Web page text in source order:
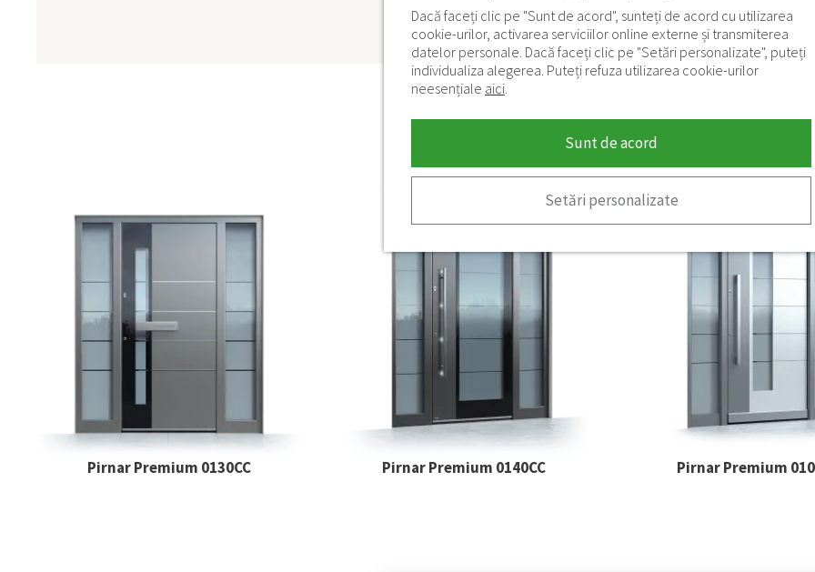
Modele similare
Pirnar Premium 0130CC Pirnar Premium 0140CC Pirnar Premium
Dacă faceți clic pe "Sunt de acord", sunteți de acord cu utilizarea
cookie-urilor, activarea serviciilor online externe și transmiterea
datelor personale. Dacă faceți clic pe "Setări personalizate", puteți
individualiza alegerea. Puteți refuza utilizarea cookie-urilor
neesențiale aici.
Sunt de acord
Setări personalizate